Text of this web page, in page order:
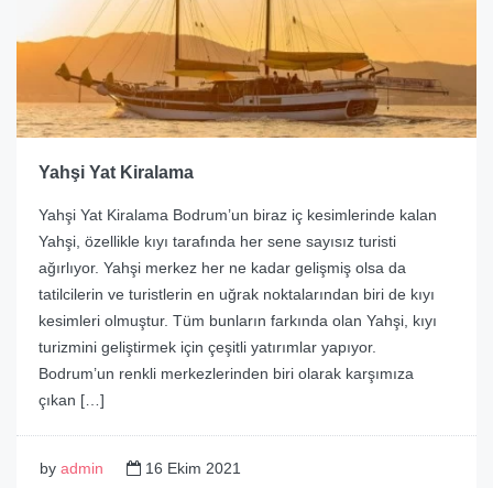
Yahşi Yat Kiralama
Yahşi Yat Kiralama Bodrum’un biraz iç kesimlerinde kalan
Yahşi, özellikle kıyı tarafında her sene sayısız turisti
ağırlıyor. Yahşi merkez her ne kadar gelişmiş olsa da
tatilcilerin ve turistlerin en uğrak noktalarından biri de kıyı
kesimleri olmuştur. Tüm bunların farkında olan Yahşi, kıyı
turizmini geliştirmek için çeşitli yatırımlar yapıyor.
Bodrum’un renkli merkezlerinden biri olarak karşımıza
çıkan […]
by admin
16 Ekim 2021